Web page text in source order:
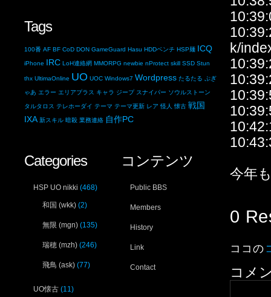
k/
今年
0
ココの
コメ
Tags
100番 AF BF CoD DON GameGuard Hasu HDDベンチ HSP麺 ICQ
iPhone IRC LoH連絡網 MMORPG newbie nProtect skill SSD Stun
thx UltimaOnline UO UOC Windows7 Wordpress たるたる ぷぎ
ゃあ エラー エリアプラス キャラ ジープ スナイパー ソウルストーン
タルタロス テレホーダイ テーマ テーマ更新 レア 怪人 懐古 戦国
IXA 新スキル 暗殺 業務連絡 自作PC
コンテンツ
Public BBS
Members
History
Link
Contact
Categories
HSP UO nikki (468)
和国 (wkk) (2)
無限 (mgn) (135)
瑞穂 (mzh) (246)
飛鳥 (ask) (77)
UO懐古 (11)